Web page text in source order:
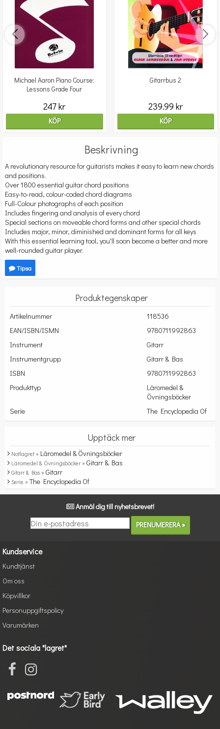
Michael Aaron Piano Course:
Lessons Grade Four
247 kr
KÖP
Gitarrbus 2
239.99 kr
KÖP
Beskrivning
A revolutionary resource for guitarists makes it easy to learn new chords
and positions.
Over 1800 essential guitar chord positions
Easy-to-read, colour-coded chord diagrams
Full-Colour photographs of each position
Includes fingering and analysis of every chord
Special sections on moveable chord forms and other special chords
Includes major, minor, diminished and dominant forms for all keys
With this essential learning tool, you'll soon become a better and more
well-rounded guitar player.
Tipsa
Produktegenskaper
Artikelnummer
118536
EAN/ISBN/ISMN
9780711992863
Instrument
Gitarr
Instrumentgrupp
Gitarr & Bas
ISBN
9780711992863
Produkttyp
Läromedel &
Övningsböcker
Serie
The Encyclopedia Of
Upptäck mer
Notlagret » Läromedel & Övningsböcker
Läromedel & Övningsböcker » Gitarr & Bas
Gitarr & Bas » Gitarr
Serie » The Encyclopedia Of
Anmäl dig till nyhetsbrevet!
Kundservice
Kundtjänst
Om oss
Köpvillkor
Personuppgiftspolicy
Varumärken
Det sociala "lagret"